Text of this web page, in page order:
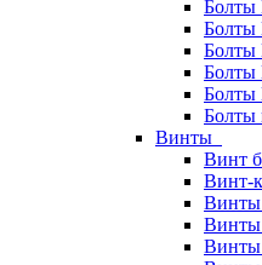
Болты
Болты
Болты
Болты
Болты
Болты
Винты
Винт
Винт-
Винты
Винты
Винты